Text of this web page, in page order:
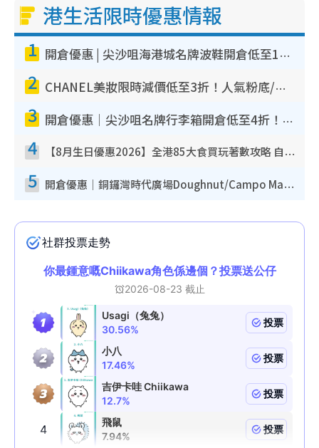
港生活限時優惠情報
1 開倉優惠 | 尖沙咀海港城名牌波鞋開倉低至1折！On鞋$899起／Joy&Peace鞋履$98起
2 CHANEL美妝限時減價低至3折！人氣粉底/唇膏/精華液低至$275！COCO香水都有平
3 開倉優惠｜尖沙咀名牌行李箱開倉低至4折！一連5日 American Tourister/ace./Hallmark $200起！
4 【8月生日優惠2026】全港85大食買玩著數攻略 自助餐/火鍋放題同行免費＋誠品/DONKI送現金券
5 開倉優惠｜銅鑼灣時代廣場Doughnut/Campo Marzio開倉低至1折！背囊、書包、手袋劈價$200起